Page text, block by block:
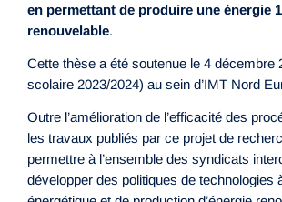
en permettant de produire une énergie
renouvelable.
Cette thèse a été soutenue le 4 décembre
scolaire 2023/2024) au sein d’IMT Nord
Outre l’amélioration de l’efficacité des
les travaux publiés par ce projet de
permettre à l’ensemble des syndicats
développer des politiques de technologies